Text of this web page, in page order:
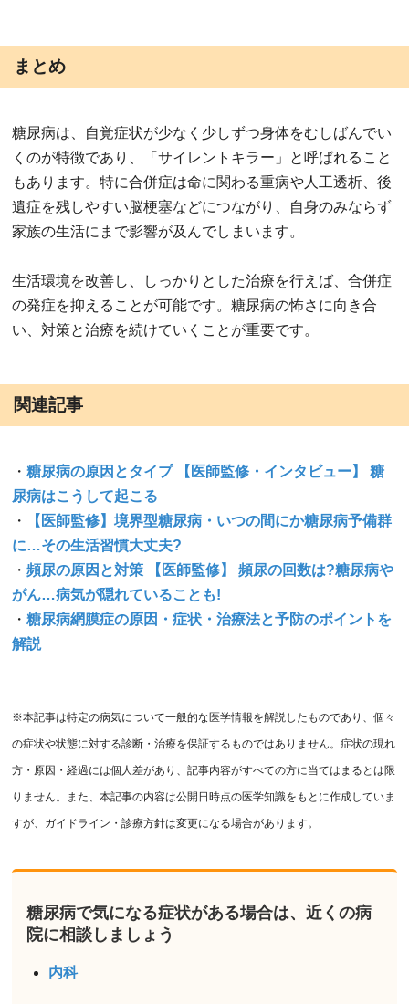
まとめ
糖尿病は、自覚症状が少なく少しずつ身体をむしばんでい
くのが特徴であり、「サイレントキラー」と呼ばれること
もあります。特に合併症は命に関わる重病や人工透析、後
遺症を残しやすい脳梗塞などにつながり、自身のみならず
家族の生活にまで影響が及んでしまいます。
生活環境を改善し、しっかりとした治療を行えば、合併症
の発症を抑えることが可能です。糖尿病の怖さに向き合
い、対策と治療を続けていくことが重要です。
関連記事
・ 糖尿病の原因とタイプ 【医師監修・インタビュー】 糖
尿病はこうして起こる
・
【医師監修】境界型糖尿病・いつの間にか糖尿病予備群
に…その生活習慣大丈夫?
・ 頻尿の原因と対策 【医師監修】 頻尿の回数は?糖尿病や
がん…病気が隠れていることも!
・ 糖尿病網膜症の原因・症状・治療法と予防のポイントを
解説
※本記事は特定の病気について一般的な医学情報を解説したものであり、個々
の症状や状態に対する診断・治療を保証するものではありません。症状の現れ
方・原因・経過には個人差があり、記事内容がすべての方に当てはまるとは限
りません。また、本記事の内容は公開日時点の医学知識をもとに作成していま
すが、ガイドライン・診療方針は変更になる場合があります。
糖尿病で気になる症状がある場合は、近くの病
院に相談しましょう
内科